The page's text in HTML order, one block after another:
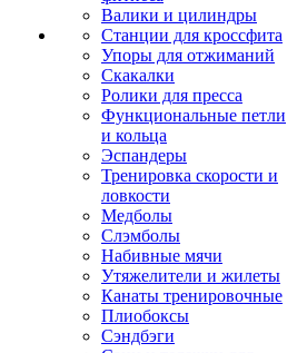
Валики и цилиндры
Станции для кроссфита
Упоры для отжиманий
Скакалки
Ролики для пресса
Функциональные петли
и кольца
Эспандеры
Тренировка скорости и
ловкости
Медболы
Слэмболы
Набивные мячи
Утяжелители и жилеты
Канаты тренировочные
Плиобоксы
Сэндбэги